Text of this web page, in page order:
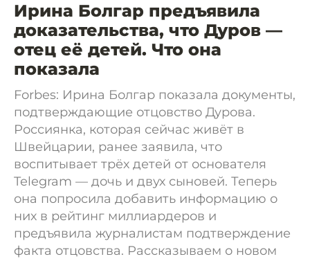
Ирина Болгар предъявила
доказательства, что Дуров —
отец её детей. Что она
показала
Forbes: Ирина Болгар показала документы,
подтверждающие отцовство Дурова.
Россиянка, которая сейчас живёт в
Швейцарии, ранее заявила, что
воспитывает трёх детей от основателя
Telegram — дочь и двух сыновей. Теперь
она попросила добавить информацию о
них в рейтинг миллиардеров и
предъявила журналистам подтверждение
факта отцовства. Рассказываем о новом